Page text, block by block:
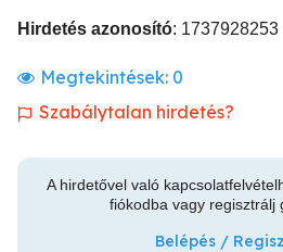
Hirdetés azonosító: 1737928253
Megtekintések: 0
Szabálytalan hirdetés?
A hirdetővel való
fiókodba vagy regisztrálj
Belépés /